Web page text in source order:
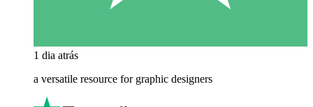
1 dia atrás
a versatile resource for graphic designers